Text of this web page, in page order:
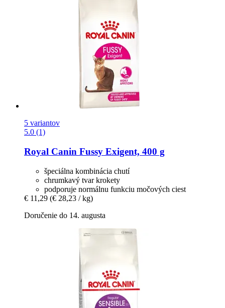
5 variantov
5.0 (1)
Royal Canin Fussy Exigent, 400 g
špeciálna kombinácia chutí
chrumkavý tvar krokety
podporuje normálnu funkciu močových ciest
€ 11,29 (€ 28,23 / kg)
Doručenie do 14. augusta